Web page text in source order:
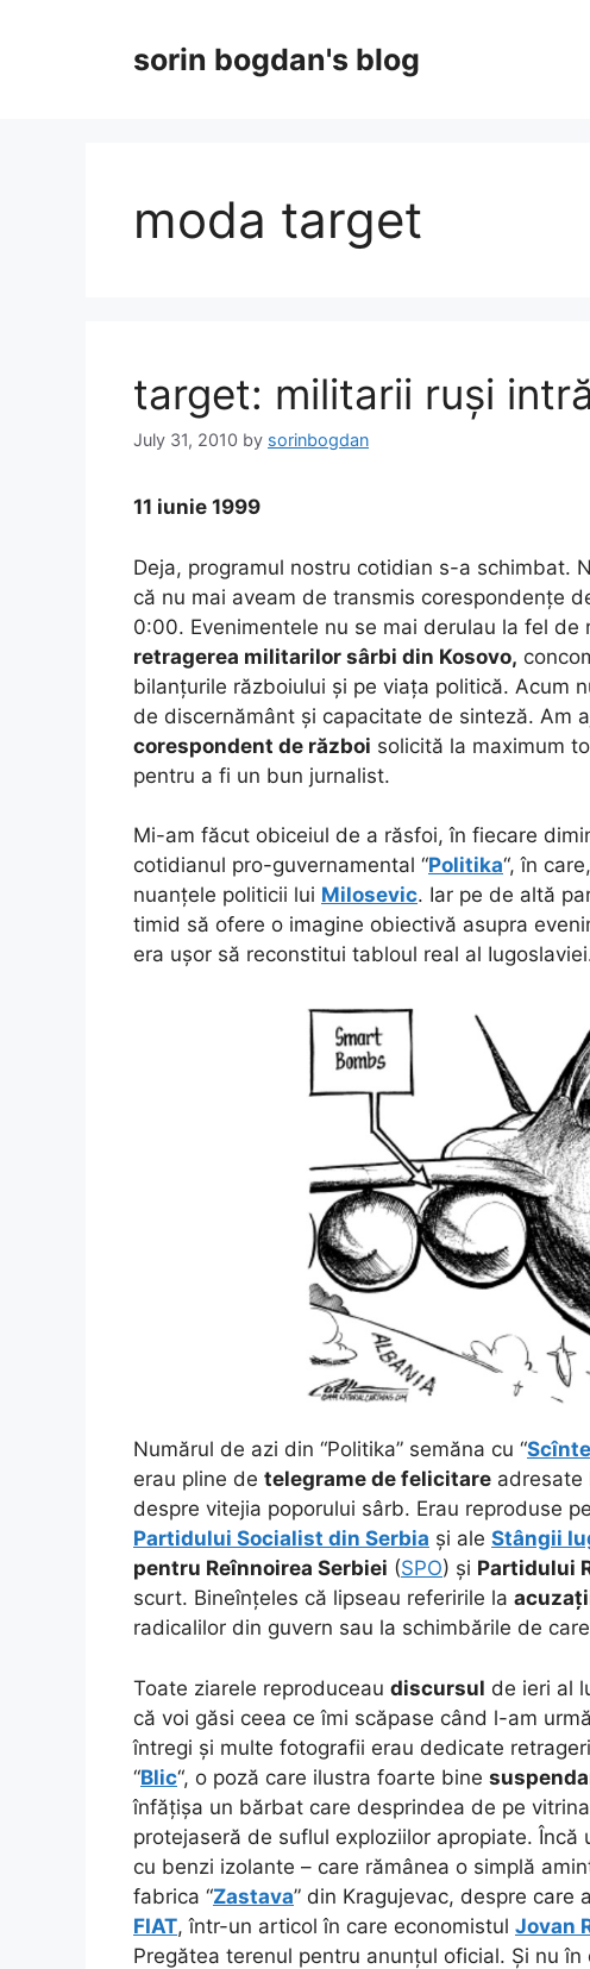
sorin bogdan's blog
moda target
target: militarii ruși
July 31, 2010 by sorinbogdan
11 iunie 1999
Deja, programul nostru cotidian s-a schimbat.
că nu mai aveam de transmis corespondențe
0:00. Evenimentele nu se mai derulau la fel
retragerea militarilor sârbi din Kosovo,
bilanțurile războiului și pe viața politică. Acum
de discernământ și capacitate de sinteză. Am
corespondent de război solicită la maximum
pentru a fi un bun jurnalist.
Mi-am făcut obiceiul de a răsfoi, în fiecare
cotidianul pro-guvernamental “Politika“, în
nuanțele politicii lui Milosevic. Iar pe de altă
timid să ofere o imagine obiectivă asupra
era ușor să reconstitui tabloul real al
Numărul de azi din “Politika” semăna cu “
erau pline de telegrame de felicitare adresate
despre vitejia poporului sârb. Erau reproduse
Partidului Socialist din Serbia și ale Stângii
pentru Reînnoirea Serbiei (SPO) și Partidului
scurt. Bineînțeles că lipseau referirile la
radicalilor din guvern sau la schimbările de
Toate ziarele reproduceau discursul de ieri al
că voi găsi ceea ce îmi scăpase când l-am
întregi și multe fotografii erau dedicate
“Blic“, o poză care ilustra foarte bine
înfățișa un bărbat care desprindea de pe
protejaseră de suflul exploziilor apropiate.
cu benzi izolante – care rămânea o simplă
fabrica “Zastava” din Kragujevac, despre
FIAT, într-un articol în care economistul Jovan
Pregătea terenul pentru anunțul oficial. Și nu în